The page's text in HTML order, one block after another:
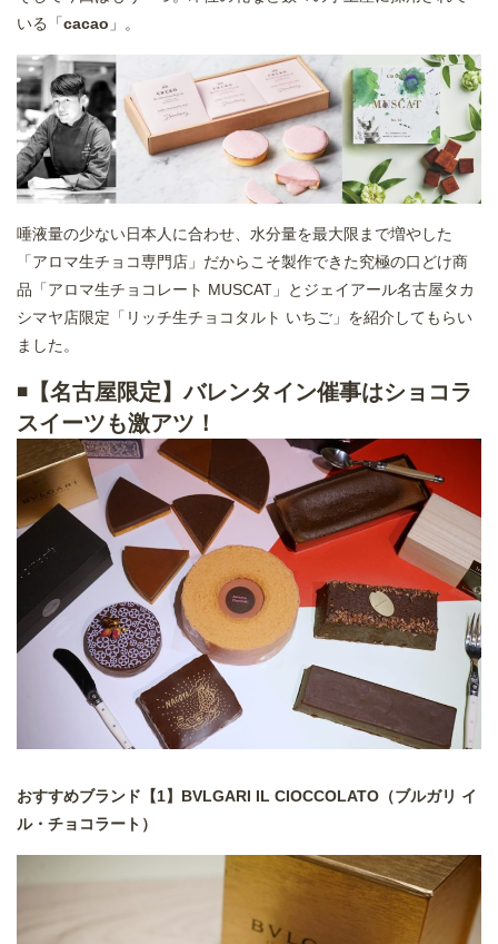
いる「cacao 」。
唾液量の少ない日本人に合わせ、水分量を最大限まで増やした
「アロマ生チョコ専門店」だからこそ製作できた究極の口どけ商
品「アロマ生チョコレート MUSCAT」とジェイアール名古屋タカ
シマヤ店限定「リッチ生チョコタルト いちご」を紹介してもらい
ました。
◾️ 【名古屋限定】バレンタイン催事はショコラ
スイーツも激アツ！
おすすめブランド【1】BVLGARI IL CIOCCOLATO（ブルガリ イ
ル・チョコラート）